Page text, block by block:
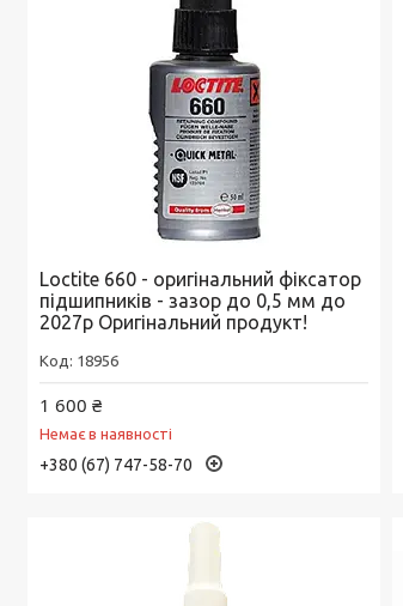
Loctite 660 - оригінальний фіксатор
підшипників - зазор до 0,5 мм до
2027р Оригінальний продукт!
18956
1 600 ₴
Немає в наявності
+380 (67) 747-58-70